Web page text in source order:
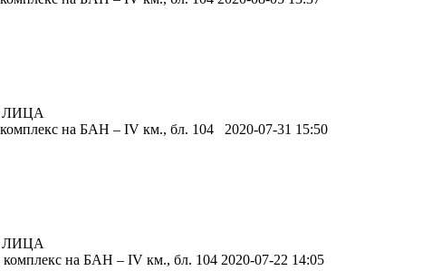
на БАН – IV км., бл. 104 2020-07-31 15:50
на БАН – IV км., бл. 104 2020-07-22 14:05